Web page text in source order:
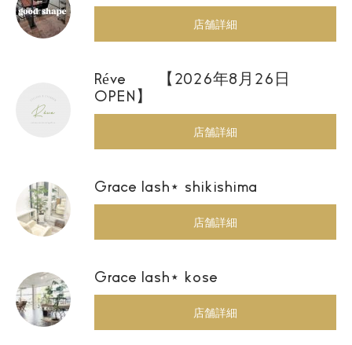
店舗詳細
Réve 【2026年8月26日
OPEN】
店舗詳細
Grace lash⋆ shikishima
店舗詳細
Grace lash⋆ kose
店舗詳細